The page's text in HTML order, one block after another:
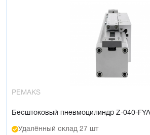
PEMAKS
Бесштоковый пневмоцилиндр Z-040-
Удалённый склад 27 шт